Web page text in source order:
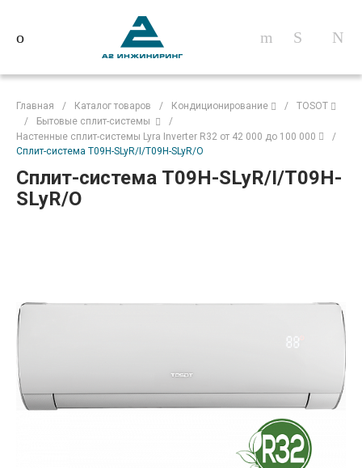
Главная / Каталог товаров / Кондиционирование /
TOSOT
/
Бытовые сплит-системы
/
Настенные сплит-системы Lyra Inverter R32 от 42 000 до 100 000
/
Сплит-система T09H-SLyR/I/T09H-SLyR/O
Сплит-система T09H-SLyR/I/T09H-
SLyR/O